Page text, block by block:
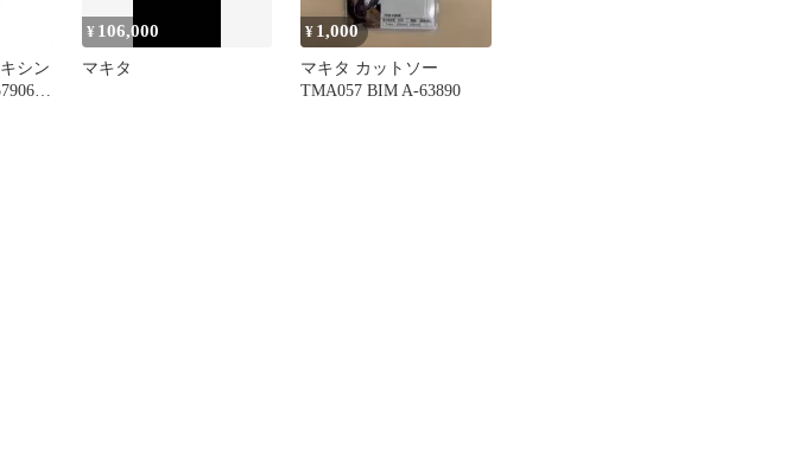
シン
¥ 106,000
マキタ
¥ 1,000
マキタ カットソー
TMA057 BIM A-63890